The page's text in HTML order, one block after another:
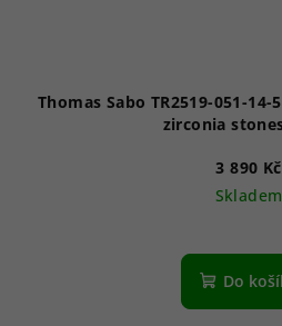
Thomas Sabo TR2519-051-
zirconia
3 890 Kč
Skladem
Do